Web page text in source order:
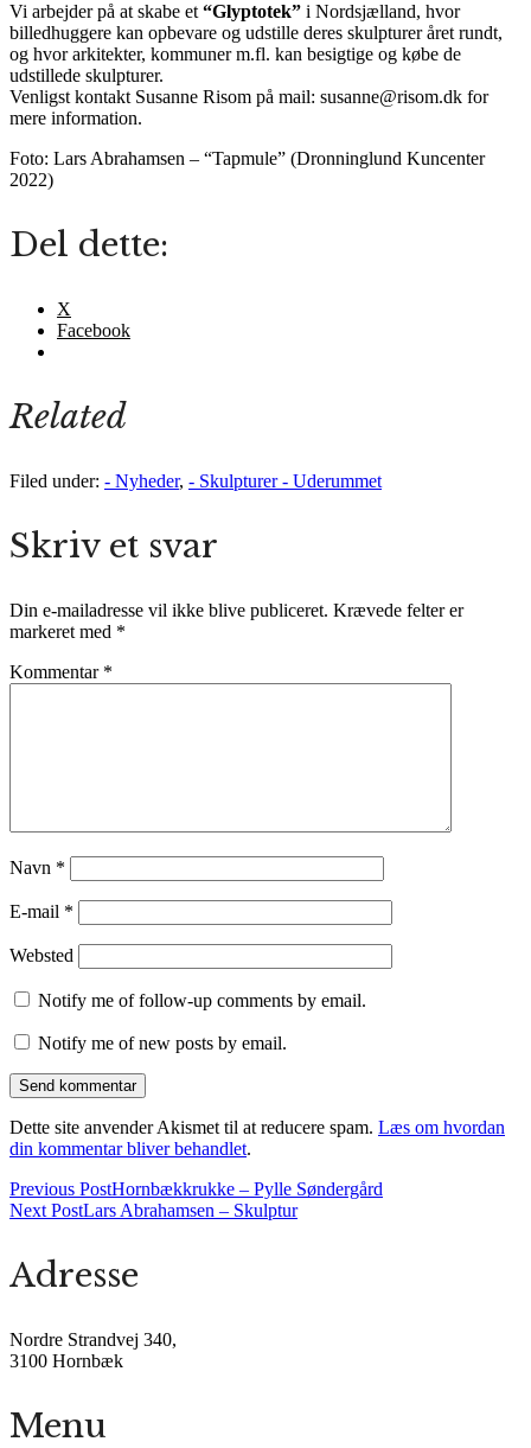
Vi arbejder på at skabe et“Glyptotek” i Nordsjælland, hvor
billedhuggere kan opbevare og udstille deres skulpturer året rundt,
og hvor arkitekter, kommuner m.fl. kan besigtige og købe de
udstillede skulpturer.
Venligst kontakt Susanne Risom på mail: susanne@risom.dk for
mere information.
Foto: Lars Abrahamsen – “Tapmule” (Dronninglund Kuncenter
2022)
Del dette:
X
Facebook
Related
Filed under: - Nyheder, - Skulpturer - Uderummet
Skriv et svar
Din e-mailadresse vil ikke blive publiceret. Krævede felter er
markeret med *
Kommentar *
Navn *
E-mail *
Websted
Notify me of follow-up comments by email.
Notify me of new posts by email.
Dette site anvender Akismet til at reducere spam. Læs om hvordan
din kommentar bliver behandlet.
Previous PostHornbækkrukke – Pylle Søndergård
Next PostLars Abrahamsen – Skulptur
Adresse
Nordre Strandvej 340,
3100 Hornbæk
Menu